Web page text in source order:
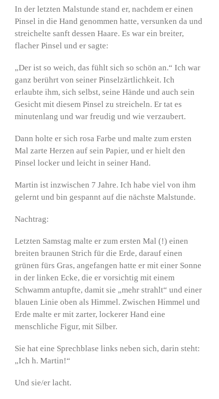
In der letzten Malstunde stand er, nachdem er einen
Pinsel in die Hand genommen hatte, versunken da und
streichelte sanft dessen Haare. Es war ein breiter,
flacher Pinsel und er sagte:
„Der ist so weich, das fühlt sich so schön an.“ Ich war
ganz berührt von seiner Pinselzärtlichkeit. Ich
erlaubte ihm, sich selbst, seine Hände und auch sein
Gesicht mit diesem Pinsel zu streicheln. Er tat es
minutenlang und war freudig und wie verzaubert.
Dann holte er sich rosa Farbe und malte zum ersten
Mal zarte Herzen auf sein Papier, und er hielt den
Pinsel locker und leicht in seiner Hand.
Martin ist inzwischen 7 Jahre. Ich habe viel von ihm
gelernt und bin gespannt auf die nächste Malstunde.
Nachtrag:
Letzten Samstag malte er zum ersten Mal (!) einen
breiten braunen Strich für die Erde, darauf einen
grünen fürs Gras, angefangen hatte er mit einer Sonne
in der linken Ecke, die er vorsichtig mit einem
Schwamm antupfte, damit sie „mehr strahlt“ und einer
blauen Linie oben als Himmel. Zwischen Himmel und
Erde malte er mit zarter, lockerer Hand eine
menschliche Figur, mit Silber.
Sie hat eine Sprechblase links neben sich, darin steht:
„Ich h. Martin!“
Und sie/er lacht.